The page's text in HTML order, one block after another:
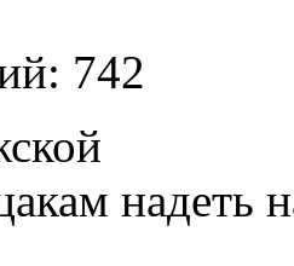
742
надеть